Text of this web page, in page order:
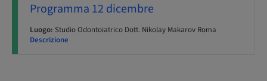
Programma 12 dicembre
Luogo: Studio Odontoiatrico Dott. Nikolay Makarov Roma
Descrizione